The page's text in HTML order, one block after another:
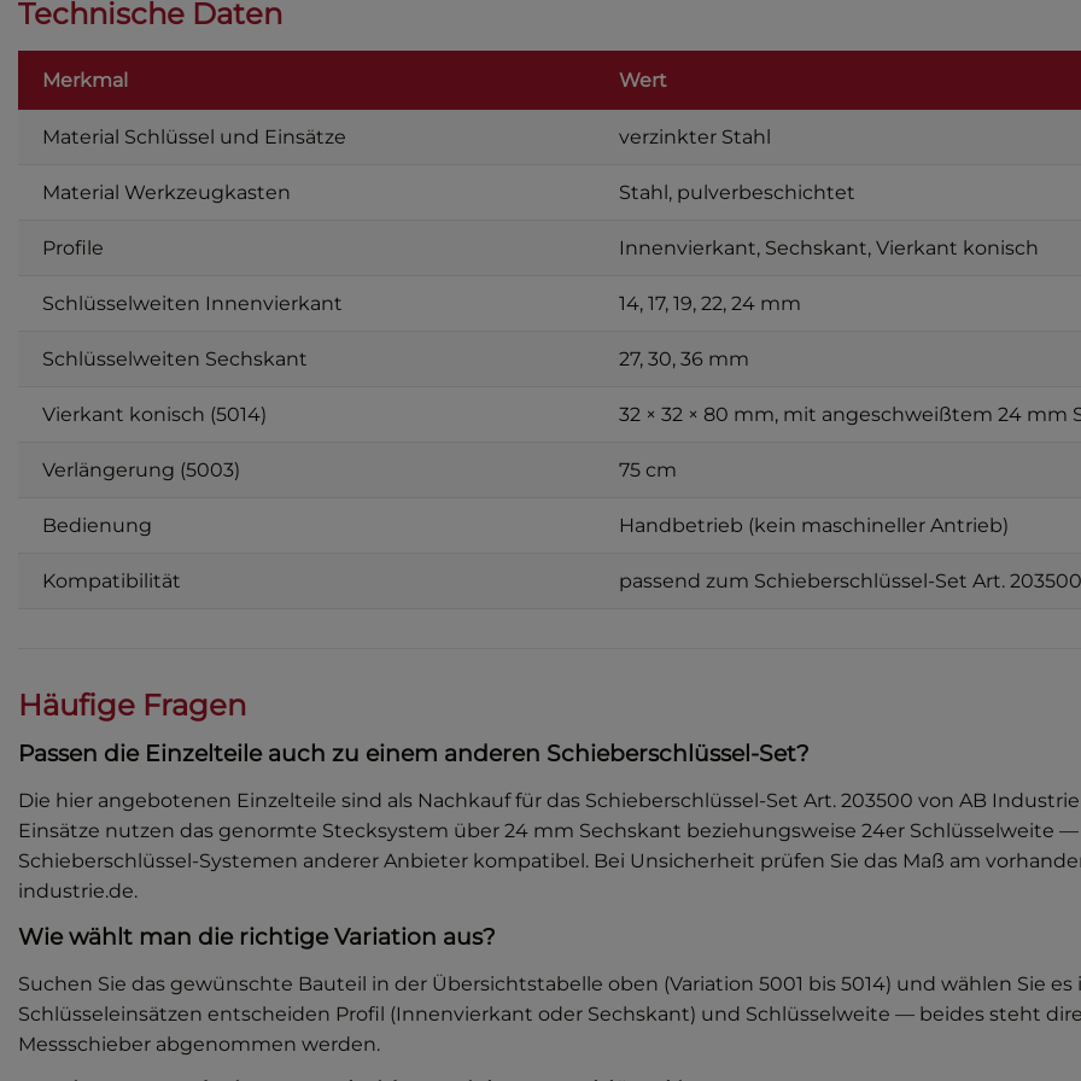
Technische Daten
Merkmal Wert
Material Schlüssel und Einsätze verzinkter Stahl
Material Werkzeugkasten Stahl, pulverbeschichtet
Profile Innenvierkant, Sechskant, Vierkant konisch
Schlüsselweiten Innenvierkant 14, 17, 19, 22, 24 mm
Schlüsselweiten Sechskant 27, 30, 36 mm
Vierkant konisch (5014) 32 × 32 × 80 mm, mit angeschweißtem 24 mm
Verlängerung (5003) 75 cm
Bedienung Handbetrieb (kein maschineller Antrieb)
Kompatibilität passend zum Schieberschlüssel-Set Art. 203500
Häufige Fragen
Passen die Einzelteile auch zu einem anderen Schieberschlüssel-Set?
Die hier angebotenen Einzelteile sind als Nachkauf für das Schieberschlüssel-Set Art. 203500 von AB
Einsätze nutzen das genormte Stecksystem über 24 mm Sechskant beziehungsweise 24er Schlüsselweite
Schieberschlüssel-Systemen anderer Anbieter kompatibel. Bei Unsicherheit prüfen Sie das Maß am
industrie.de.
Wie wählt man die richtige Variation aus?
Suchen Sie das gewünschte Bauteil in der Übersichtstabelle oben (Variation 5001 bis 5014) und wählen Sie
Schlüsseleinsätzen entscheiden Profil (Innenvierkant oder Sechskant) und Schlüsselweite — beides steht
Messschieber abgenommen werden.